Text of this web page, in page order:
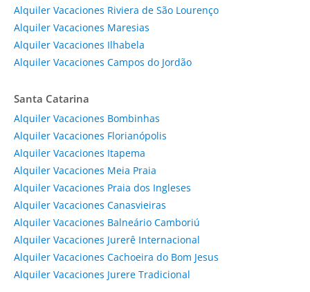
Alquiler Vacaciones Riviera de São Lourenço
Alquiler Vacaciones Maresias
Alquiler Vacaciones Ilhabela
Alquiler Vacaciones Campos do Jordão
Santa Catarina
Alquiler Vacaciones Bombinhas
Alquiler Vacaciones Florianópolis
Alquiler Vacaciones Itapema
Alquiler Vacaciones Meia Praia
Alquiler Vacaciones Praia dos Ingleses
Alquiler Vacaciones Canasvieiras
Alquiler Vacaciones Balneário Camboriú
Alquiler Vacaciones Jurerê Internacional
Alquiler Vacaciones Cachoeira do Bom Jesus
Alquiler Vacaciones Jurere Tradicional